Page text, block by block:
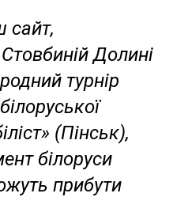
сайт,
Долині
турнір
(Пінськ),
білоруси
прибути